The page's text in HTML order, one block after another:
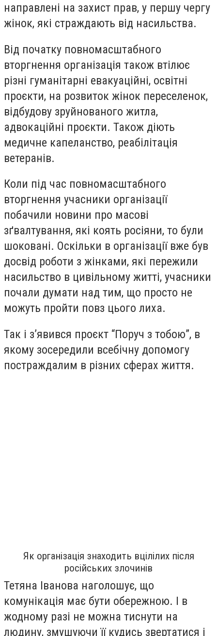
направлені на захист прав, у першу чергу
жінок, які страждають від насильства.
Від початку повномасштабного
вторгнення організація також втілює
різні гуманітарні евакуаційні, освітні
проєкти, на розвиток жінок переселенок,
відбудову зруйнованого житла,
адвокаційні проєкти. Також діють
медичне капеланство, реабілітація
ветеранів.
Коли під час повномасштабного
вторгнення учасники організації
побачили новини про масові
зґвалтування, які коять росіяни, то були
шоковані. Оскільки в організації вже був
досвід роботи з жінками, які пережили
насильство в цивільному житті, учасники
почали думати над тим, що просто не
можуть пройти повз цього лиха.
Так і зʼявився проєкт “Поруч з тобою”, в
якому зосередили всебічну допомогу
постраждалим в різних сферах життя.
Як організація знаходить вцілілих після
російських злочинів
Тетяна Іванова наголошує, що
комунікація має бути обережною. І в
жодному разі не можна тиснути на
людину, змушуючи її кудись звертатися і